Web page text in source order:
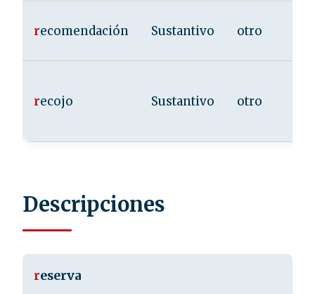
recomendación Sustantivo otro
recojo Sustantivo otro
Descripciones
reserva